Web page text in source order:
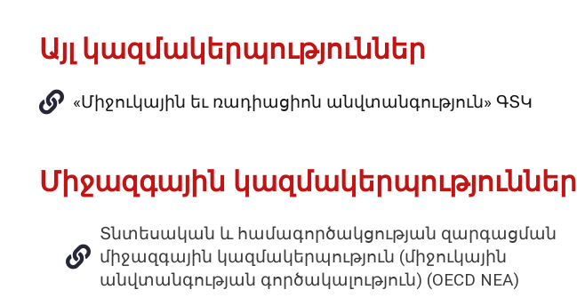
Այլ կազմակերպություններ
«Միջուկային եւ ռադիացիոն անվտանգություն» ԳՏԿ
Միջազգային կազմակերպություններ
Տնտեսական և համագործակցության զարգացման
միջազգային կազմակերպություն (միջուկային
անվտանգության գործակալություն) (OECD NEA)